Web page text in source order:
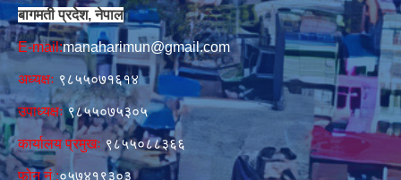
बागमती प्रदेश, नेपाल
E-mail:manaharimun@gmail.com
अध्यक्षः ९८५५०७१६१४
उपाध्यक्षः९८५५०७५३०५
कार्यालय प्रमुखः ९८५५०८८३६६
फोन नं‍‌ :०५७४१९३०३